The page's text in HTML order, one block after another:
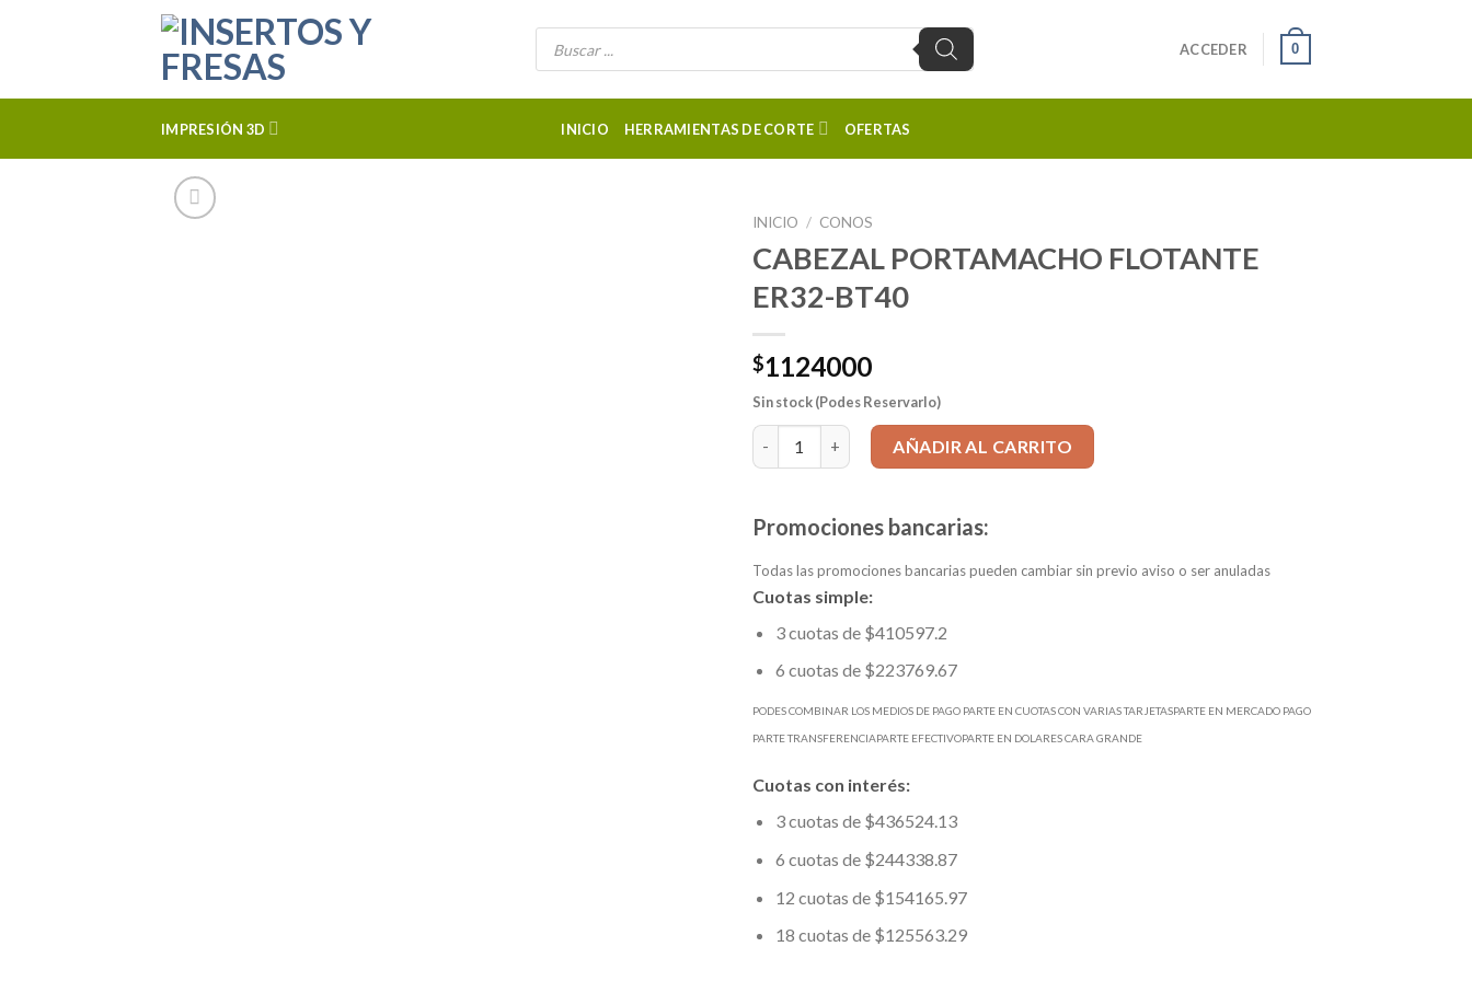
Búsqueda
ACCEDER 0
IMPRESIÓN 3D INICIO HERRAMIENTAS DE CORTE OFERTAS
INICIO / CONOS
CABEZAL PORTAMACHO FLOTANTE
ER32-BT40
$1124000
Sin stock (Podes Reservarlo)
CABEZAL PORTAMACHO FLOTANTE ER32-BT40 cantidad
AÑADIR AL CARRITO
Promociones bancarias:
Todas las promociones bancarias pueden cambiar sin previo aviso o ser anuladas
Cuotas simple:
3 cuotas de $410597.2
6 cuotas de $223769.67
PODES COMBINAR LOS MEDIOS DE PAGO PARTE EN CUOTAS CON VARIAS TARJETASPARTE EN MERCADO PAGO
PARTE TRANSFERENCIAPARTE EFECTIVOPARTE EN DOLARES CARA GRANDE
Cuotas con interés:
3 cuotas de $436524.13
6 cuotas de $244338.87
12 cuotas de $154165.97
18 cuotas de $125563.29